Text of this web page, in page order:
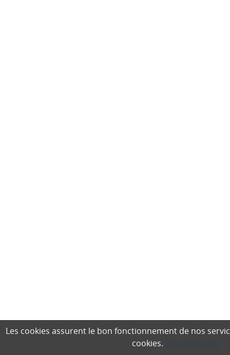
Les cookies assurent le bon fonctionnement de nos
cookies.